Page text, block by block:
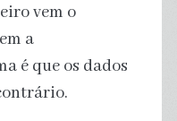
vem o
a
é que os dados